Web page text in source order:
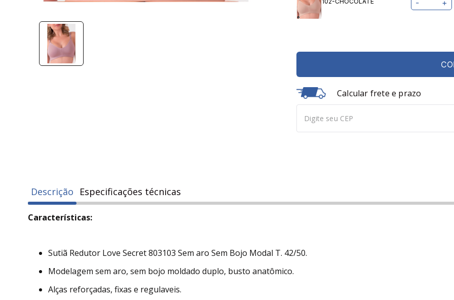
- +
Calcular frete e prazo
Descrição Especificações técnicas
Características:
Sutiã Redutor Love Secret 803103 Sem aro Sem Bojo Modal T. 42/50.
Modelagem sem aro, sem bojo moldado duplo, busto anatômico.
Alças reforçadas, fixas e regulaveis.